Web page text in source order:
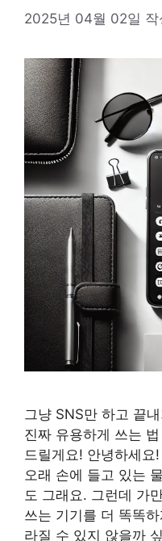
2025년 04월 02일 작
그냥 SNS만 하고 끝
진짜 유용하게 쓰는
드릴게요! 안녕하세
오래 손에 들고 있는
도 그래요. 그런데 가
쓰는 기기를 더 똑똑
라질 수 있지 않을까